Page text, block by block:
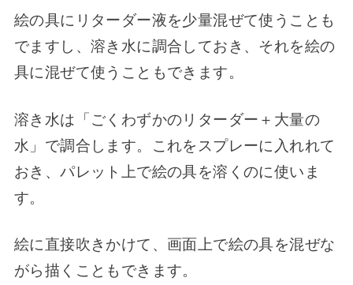
絵の具にリターダー液を少量混ぜて使うことも
でますし、溶き水に調合しておき、それを絵の
具に混ぜて使うこともできます。
溶き水は「ごくわずかのリターダー＋大量の
水」で調合します。これをスプレーに入れれて
おき、パレット上で絵の具を溶くのに使いま
す。
絵に直接吹きかけて、画面上で絵の具を混ぜな
がら描くこともできます。